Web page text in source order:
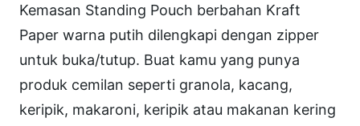
P
o
u
c
h
Kemasan Standing Pouch berbahan Kraft
Paper warna putih dilengkapi dengan zipper
untuk buka/tutup. Buat kamu yang punya
produk cemilan seperti granola, kacang,
keripik, makaroni, keripik atau makanan kering